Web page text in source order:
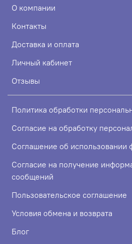
О компании
Контакты
Доставка и оплата
Личный кабинет
Отзывы
Политика обработки
Согласие на обработку
Соглашение об использовании
Согласие на получение
сообщений
Пользовательское соглашение
Условия обмена и возврата
Блог